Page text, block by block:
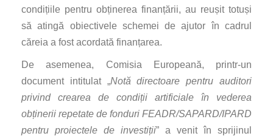
condițiile pentru obținerea finanțării, au reușit totuși
să atingă obiectivele schemei de ajutor în cadrul
căreia a fost acordată finanțarea.
De asemenea, Comisia Europeană, printr-un
document intitulat „Notă directoare pentru auditori
privind crearea de condiții artificiale în vederea
obținerii repetate de fonduri FEADR/SAPARD/IPARD
pentru proiectele de investiții” a venit în sprijinul